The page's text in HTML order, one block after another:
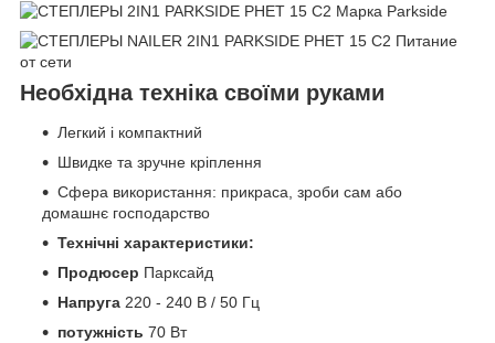
Необхідна техніка своїми руками
Легкий і компактний
Швидке та зручне кріплення
Сфера використання: прикраса, зроби сам або
домашнє господарство
Технічні характеристики:
Продюсер Парксайд
Напруга 220 - 240 В / 50 Гц
потужність 70 Вт